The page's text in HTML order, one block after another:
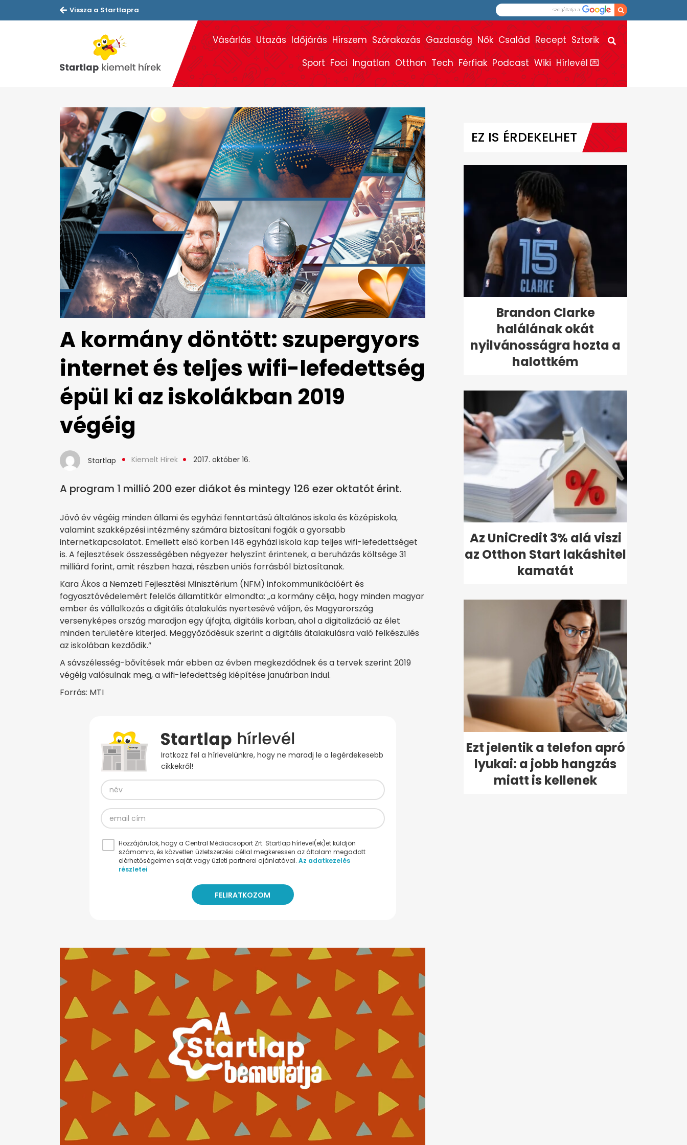
Vissza a Startlapra
Vásárlás Utazás Időjárás Hírszem Szórakozás Gazdaság Nők Család Recept Sztorik
Sport Foci Ingatlan Otthon Tech Férfiak Podcast Wiki Hírlevél 💌
A kormány döntött: szupergyors
internet és teljes wifi-lefedettség
épül ki az iskolákban 2019
végéig
Startlap Kiemelt Hírek 2017. október 16.
A program 1 millió 200 ezer diákot és mintegy 126 ezer oktatót érint.
Jövő év végéig minden állami és egyházi fenntartású általános iskola és középiskola,
valamint szakképzési intézmény számára biztosítani fogják a gyorsabb
internetkapcsolatot. Emellett első körben 148 egyházi iskola kap teljes wifi-lefedettséget
is. A fejlesztések összességében négyezer helyszínt érintenek, a beruházás költsége 31
milliárd forint, amit részben hazai, részben uniós forrásból biztosítanak.
Kara Ákos a Nemzeti Fejlesztési Minisztérium (NFM) infokommunikációért és
fogyasztóvédelemért felelős államtitkár elmondta: „a kormány célja, hogy minden magyar
ember és vállalkozás a digitális átalakulás nyertesévé váljon, és Magyarország
versenyképes ország maradjon egy újfajta, digitális korban, ahol a digitalizáció az élet
minden területére kiterjed. Meggyőződésük szerint a digitális átalakulásra való felkészülés
az iskolában kezdődik.”
A sávszélesség-bővítések már ebben az évben megkezdődnek és a tervek szerint 2019
végéig valósulnak meg, a wifi-lefedettség kiépítése januárban indul.
Forrás: MTI
Iratkozz fel a hírlevelünkre, hogy ne maradj le a legérdekesebb
cikkekről!
Hozzájárulok, hogy a Central Médiacsoport Zrt. Startlap hírlevel(ek)et küldjön
számomra, és közvetlen üzletszerzési céllal megkeressen az általam megadott
elérhetőségeimen saját vagy üzleti partnerei ajánlatával. Az adatkezelés
részletei
EZ IS ÉRDEKELHET
Brandon Clarke
halálának okát
nyilvánosságra hozta a
halottkém
Az UniCredit 3% alá viszi
az Otthon Start lakáshitel
kamatát
Ezt jelentik a telefon apró
lyukai: a jobb hangzás
miatt is kellenek